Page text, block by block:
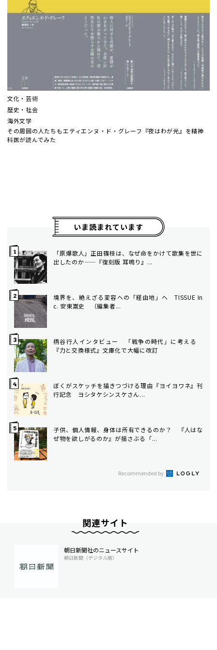
文化・芸術
歴史・社会
海外文学
その周囲の人たちも――エティエンヌ・ド・グレーフ『夜はわが光』を精神
科医が読んでみた
いま読まれています
「原爆歌人」正田篠枝は、なぜ命をかけて歌集を世に
出したのか——『復刻版 耳鳴り』...
境界を、絶えざる変容への「経由地」へ TISSUE In
c. 安東嵩史 （編集者...
柄谷行人インタビュー 「戦争の時代」に考える
『力と交換様式』文庫化で大幅に改訂
ぼくがスケッチを描きつづける理由――『ヨイヨワネ』刊
行記念 ヨシタケシンスケさん...
子供、個人情報、身体は所有できるのか？ 『人はな
ぜ物を欲しがるのか』が揺さぶる「...
Recommended by
関連サイト
朝日新聞社のニュースサイト
朝日新聞（デジタル版）